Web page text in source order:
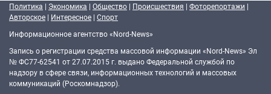
Политика | Экономика | Общество | Происшествия | Фоторепортажи |
Авторское | Интересное | Спорт
Информационное агентство «Nord-News»
Запись о регистрации средства массовой информации «Nord-News» Эл
№ ФС77-62541 от 27.07.2015 г. выдано Федеральной службой по
надзору в сфере связи, информационных технологий и массовых
коммуникаций (Роскомнадзор).